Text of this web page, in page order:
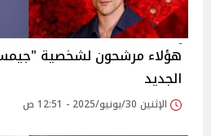
هؤلاء مرشحون لشخصية
الجديد
الإثنين 30/يونيو/2025 - 12:51 ص